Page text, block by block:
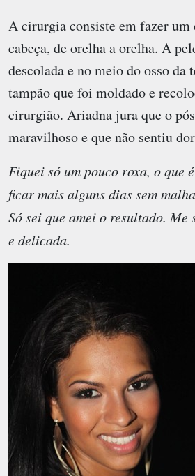
A cirurgia consiste em fazer um
cabeça, de orelha a orelha. A
descolada e no meio do osso da
tampão que foi moldado e
cirurgião. Ariadna jura que o
maravilhoso e que não sentiu
Fiquei só um pouco roxa, o que
ficar mais alguns dias sem
Só sei que amei o resultado.
e delicada.